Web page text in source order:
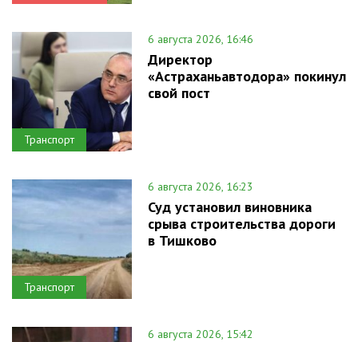
Транспорт
6 августа 2026, 16:46
Директор
«Астраханьавтодора» покинул
свой пост
Транспорт
6 августа 2026, 16:23
Суд установил виновника
срыва строительства дороги
в Тишково
6 августа 2026, 15:42